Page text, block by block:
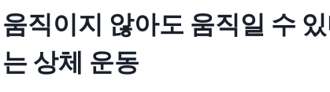
움직이지 않아도 움직일 수
는 상체 운동